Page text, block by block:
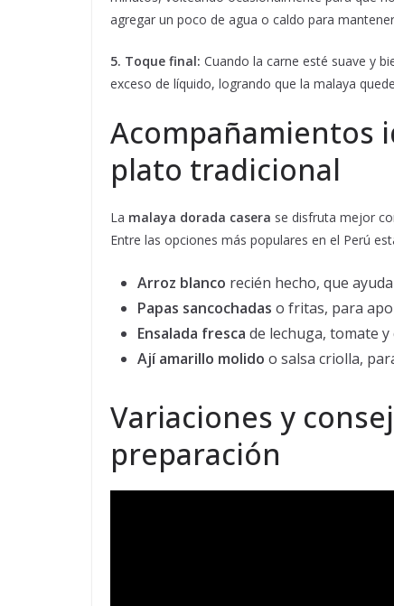
agregar un poco de agua o caldo para
5. Toque final: Cuando la carne esté suave y
exceso de líquido, logrando que la malaya
Acompañamientos
plato tradicional
La malaya dorada casera se disfruta mejor
Entre las opciones más populares en el Perú
Arroz blanco recién hecho, que
Papas sancochadas o fritas, para
Ensalada fresca de lechuga, tomate
Ají amarillo molido o salsa criolla,
Variaciones y
preparación